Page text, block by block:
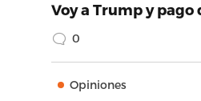
Voy a Trump y pago
0
Opiniones